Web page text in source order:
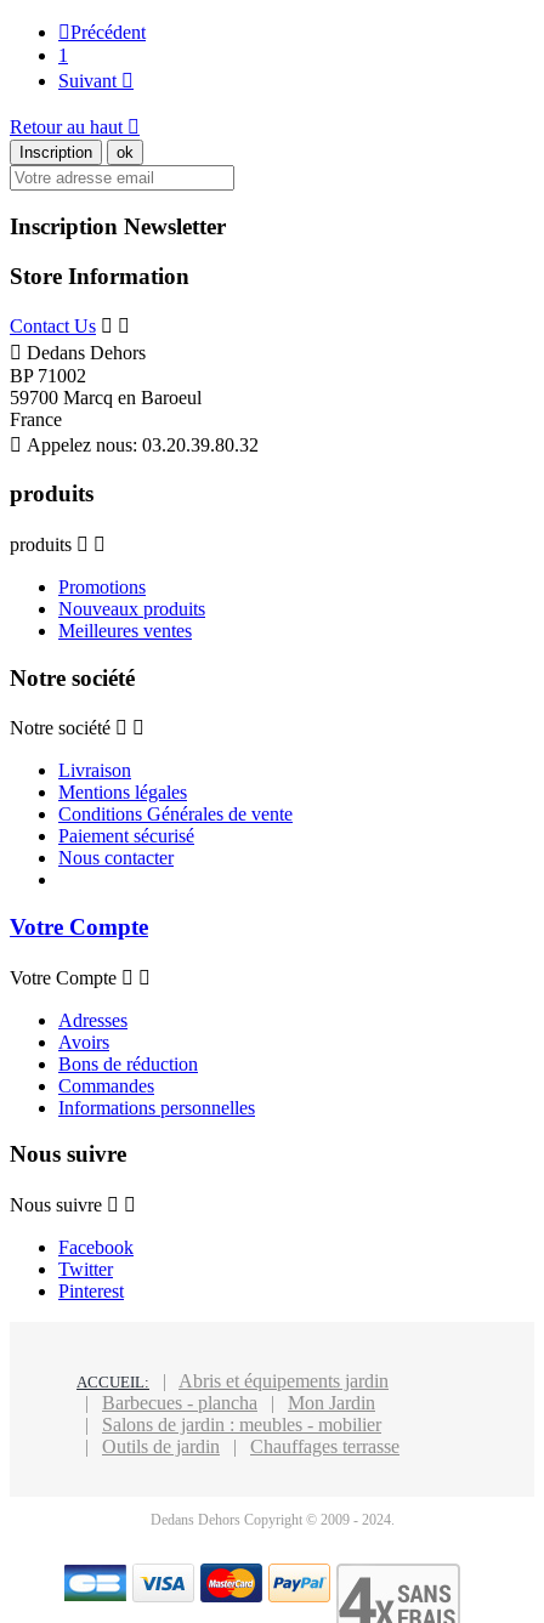
Précédent
1
Suivant 
Retour au haut 
Inscription Newsletter
Store Information
Contact Us  
 Dedans Dehors
BP 71002
59700 Marcq en Baroeul
France
 Appelez nous: 03.20.39.80.32
produits
produits  
Promotions
Nouveaux produits
Meilleures ventes
Notre société
Notre société  
Livraison
Mentions légales
Conditions Générales de vente
Paiement sécurisé
Nous contacter
Votre Compte
Votre Compte  
Adresses
Avoirs
Bons de réduction
Commandes
Informations personnelles
Nous suivre
Nous suivre  
Facebook
Twitter
Pinterest
ACCUEIL:
Abris et équipements jardin
Barbecues - plancha
Mon Jardin
Salons de jardin : meubles - mobilier
Outils de jardin
Chauffages terrasse
Dedans Dehors Copyright © 2009 - 2024.